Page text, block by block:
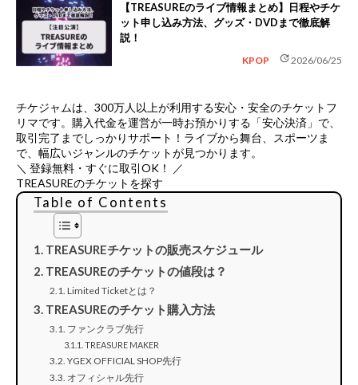
【TREASUREのライブ情報まとめ】日程やチケ
ット申し込み方法、グッズ・DVDまで徹底解
説！
KPOP update2026/06/25
チケジャムは、 300万人以上が利用する安心・安全のチケットフ
リマです。購入代金を運営が一時お預かりする「安心決済」で、
取引完了までしっかりサポート！ライブから舞台、スポーツま
で、幅広いジャンルのチケットが見つかります。
＼ 登録無料・すぐに取引OK！ ／
TREASUREのチケットを探す
Table of Contents
TREASUREチケットの販売スケジュール
TREASUREのチケットの値段は？
Limited Ticketとは？
TREASUREのチケット購入方法
ファンクラブ先行
TREASURE MAKER
YGEX OFFICIAL SHOP先行
オフィシャル先行